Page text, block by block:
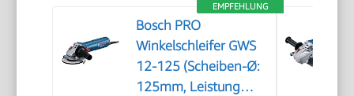
EMPFEHLUNG
Bosch PRO
Winkelschleifer GWS
12-125 (Scheiben-Ø:
125mm, Leistung